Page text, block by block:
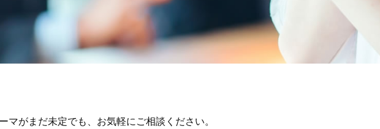
マがまだ未定でも、お気軽にご相談ください。